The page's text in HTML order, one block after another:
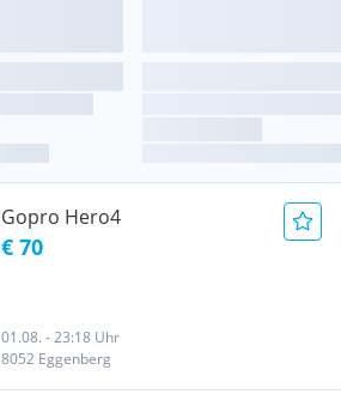
Gopro Hero4
€ 70
01.08. - 23:18 Uhr
8052 Eggenberg